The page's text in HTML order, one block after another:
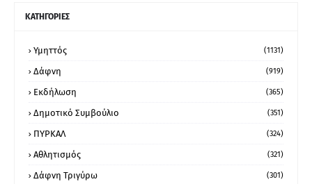
ΚΑΤΗΓΟΡΙΕΣ
Υμηττός (1131)
Δάφνη (919)
Εκδήλωση (365)
Δημοτικό Συμβούλιο (351)
ΠΥΡΚΑΛ (324)
Αθλητισμός (321)
Δάφνη Τριγύρω (301)